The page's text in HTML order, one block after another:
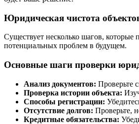
Юридическая чистота
Существует несколько шагов, которые
потенциальных проблем в будущем.
Основные шаги проверки
Анализ документов: Проверьте
Проверка истории объекта:
Способы регистрации:
Отсутствие долгов: Проверьте,
Кредитные обязательства: